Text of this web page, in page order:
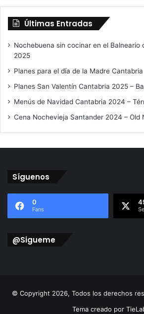
Últimas Entradas
Nochebuena sin cocinar en el Balneario
2025
Planes para el día de la Madre Cantabria
Planes San Valentín Cantabria 2025 –
Menús de Navidad Cantabria 2024 –
Cena Nochevieja Santander 2024 – Old
Síguenos
0
Fans
@Sigueme
© Copyright 2026, Todos los derechos
Tema creado por